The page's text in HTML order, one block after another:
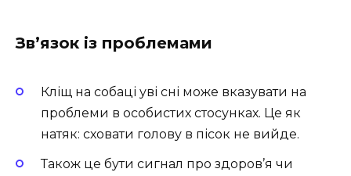
Зв’язок із проблемами
Кліщ на собаці уві сні може вказувати на
проблеми в особистих стосунках. Це як
натяк: сховати голову в пісок не вийде.
Також це бути сигнал про здоров’я чи